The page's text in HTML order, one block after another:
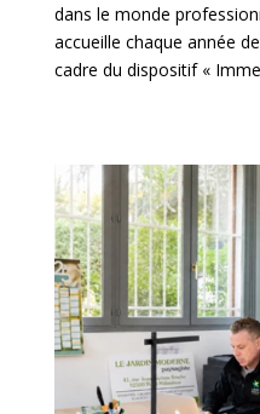
dans le monde
accueille chaque année
cadre du dispositif «